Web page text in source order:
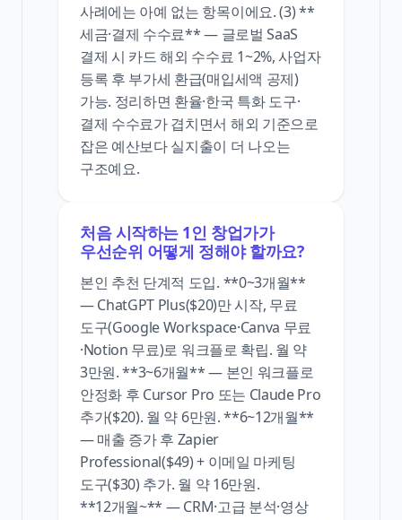
사례에는 아예 없는 항목이에요. (3) **
세금·결제 수수료** — 글로벌 SaaS
결제 시 카드 해외 수수료 1~2%, 사업자
등록 후 부가세 환급(매입세액 공제)
가능. 정리하면 환율·한국 특화 도구·
결제 수수료가 겹치면서 해외 기준으로
잡은 예산보다 실지출이 더 나오는
구조예요.
처음 시작하는 1인 창업가가
우선순위 어떻게 정해야 할까요?
본인 추천 단계적 도입. **0~3개월**
— ChatGPT Plus($20)만 시작, 무료
도구(Google Workspace·Canva 무료
·Notion 무료)로 워크플로 확립. 월 약
3만원. **3~6개월** — 본인 워크플로
안정화 후 Cursor Pro 또는 Claude Pro
추가($20). 월 약 6만원. **6~12개월**
— 매출 증가 후 Zapier
Professional($49) + 이메일 마케팅
도구($30) 추가. 월 약 16만원.
**12개월~** — CRM·고급 분석·영상